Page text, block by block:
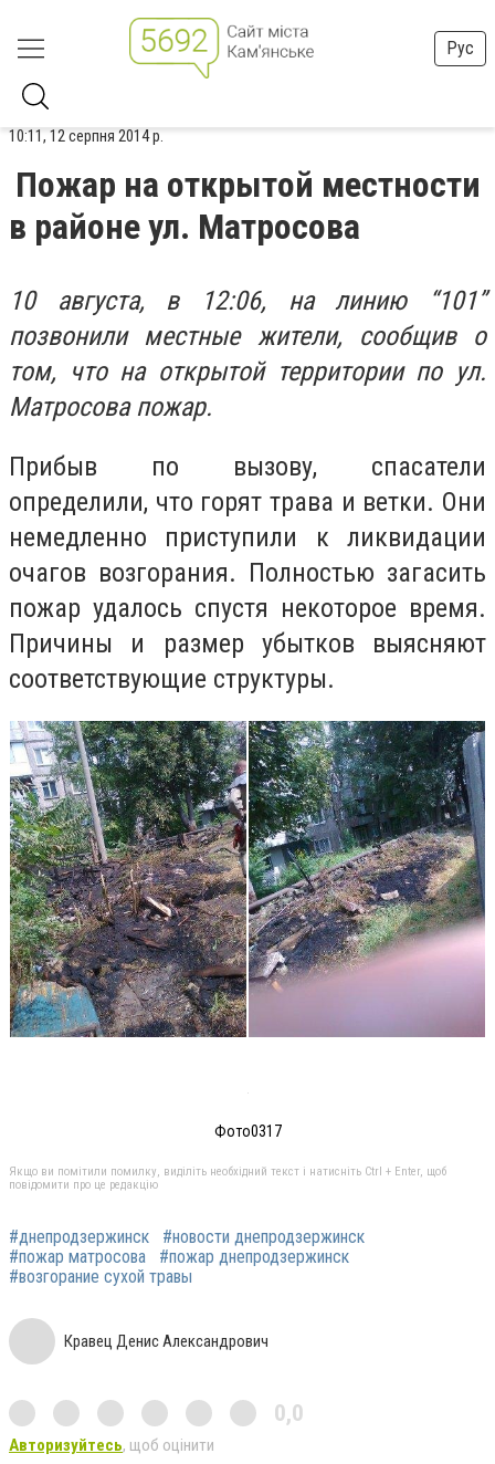
Рус
10:11, 12 серпня 2014 р.
Пожар на открытой местности
в районе ул. Матросова
10 августа, в 12:06, на линию “101”
позвонили местные жители, сообщив о
том, что на открытой территории по ул.
Матросова пожар.
Прибыв по вызову, спасатели
определили, что горят трава и ветки. Они
немедленно приступили к ликвидации
очагов возгорания. Полностью загасить
пожар удалось спустя некоторое время.
Причины и размер убытков выясняют
соответствующие структуры.
Фото0317
Якщо ви помітили помилку, виділіть необхідний текст і натисніть Ctrl + Enter, щоб
повідомити про це редакцію
#днепродзержинск
#новости днепродзержинск
#пожар матросова
#пожар днепродзержинск
#возгорание сухой травы
Кравец Денис Александрович
0,0
Авторизуйтесь, щоб оцінити